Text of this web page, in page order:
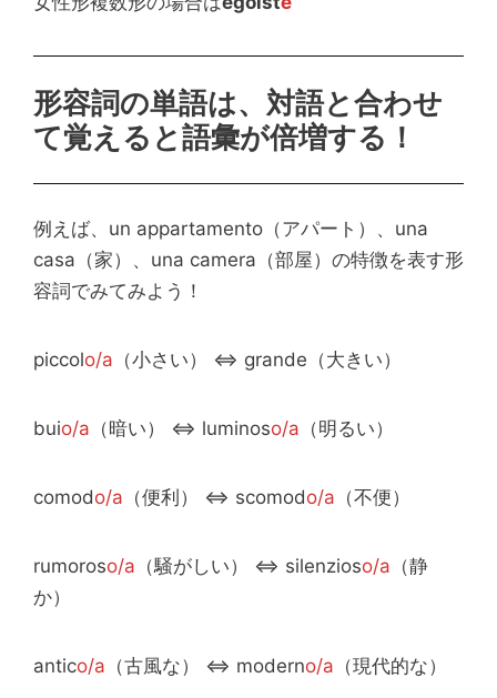
形容詞の単語は、対語と合わせ
て覚えると語彙が倍増する！
例えば、un appartamento（アパート）、una
casa（家）、una camera（部屋）の特徴を表す形
容詞でみてみよう！
piccolo/a （小さい） ⇔ grande（大きい）
buio/a （暗い） ⇔ luminoso/a （明るい）
comodo/a （便利） ⇔ scomodo/a （不便）
rumoroso/a （騒がしい） ⇔ silenzioso/a （静
か）
antico/a （古風な） ⇔ moderno/a （現代的な）